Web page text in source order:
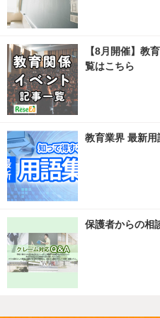
【8月開催】教
覧はこちら
教育業界 最新用
保護者からの相